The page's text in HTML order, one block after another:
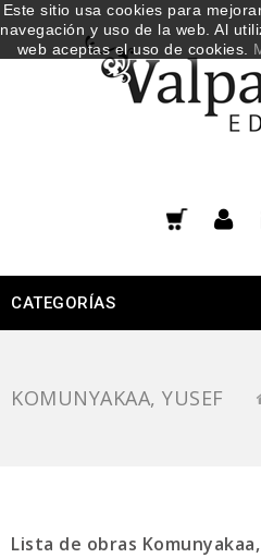
CATEGORÍAS
KOMUNYAKAA, YUSEF
Lista de obras
Este sitio usa cookies para
navegación y uso de la web. Al
web aceptas el uso de cookies.